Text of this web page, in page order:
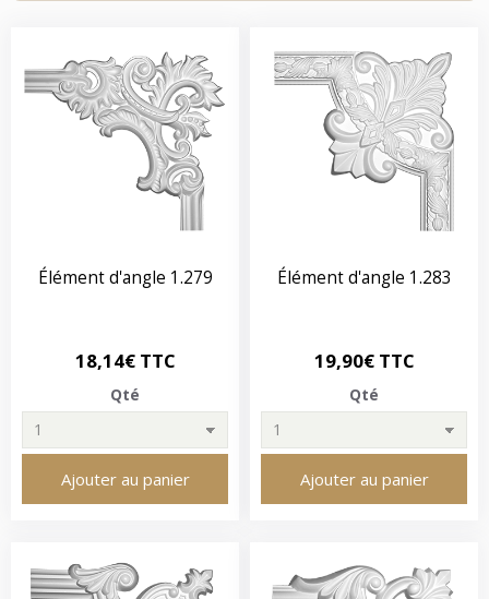
Élément d'angle 1.279
18,14€ TTC
Qté
Ajouter au panier
Élément d'angle 1.283
19,90€ TTC
Qté
Ajouter au panier